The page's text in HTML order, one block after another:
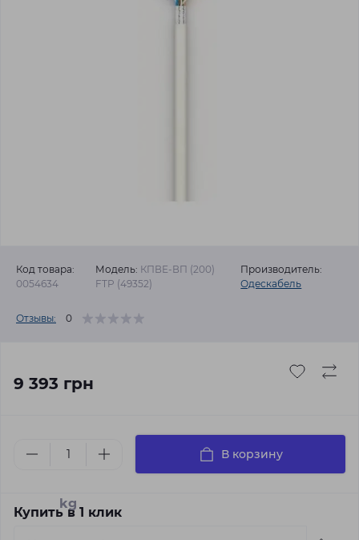
Код товара:
0054634
Модель: КПВЕ-ВП (200)
FTP (49352)
Производитель:
Одескабель
Отзывы: 0
9 393 грн
kg
В корзину
Купить в 1 клик